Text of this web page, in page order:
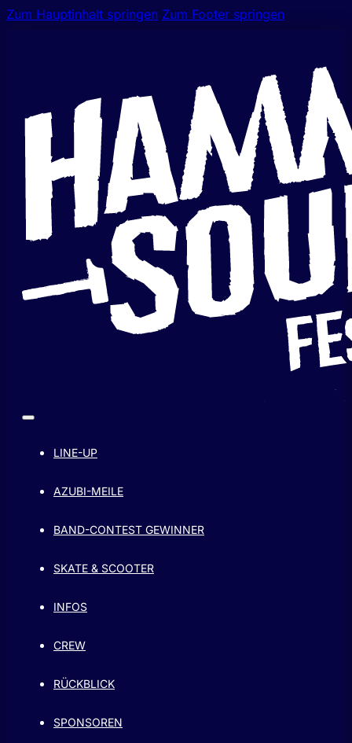
Zum Hauptinhalt springen Zum Footer springen
LINE-UP
AZUBI-MEILE
BAND-CONTEST GEWINNER
SKATE & SCOOTER
INFOS
CREW
RÜCKBLICK
SPONSOREN